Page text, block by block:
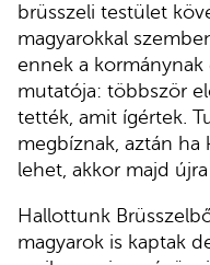
brüsszeli testület
magyarokkal
ennek a kormánynak
mutatója: többször
tették, amit ígértek.
megbíznak, aztán
lehet, akkor majd
Hallottunk
magyarok is kaptak